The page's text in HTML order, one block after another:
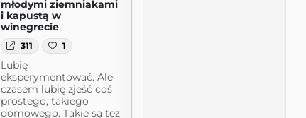
młodymi ziemniakami
i kapustą w
winegrecie
311 1
Lubię
eksperymentować. Ale
czasem lubię zjeść coś
prostego, takiego
domowego. Takie są też